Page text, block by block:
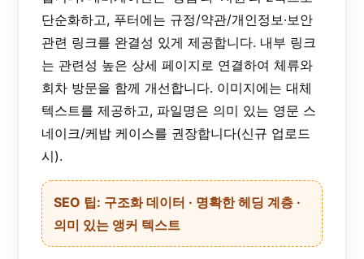
단순화하고, 푸터에는 규정/약관/개인정보·보안
관련 링크를 완결성 있게 제공합니다. 내부 링크
는 관련성 높은 상세 페이지로 연결하여 체류와
회차 방문을 함께 개선합니다. 이미지에는 대체
텍스트를 제공하고, 파일명은 의미 있는 영문 스
네이크/케밥 케이스를 권장합니다(신규 업로드
시).
SEO 팁: 구조화 데이터 · 명확한 헤딩 계층 ·
의미 있는 앵커 텍스트